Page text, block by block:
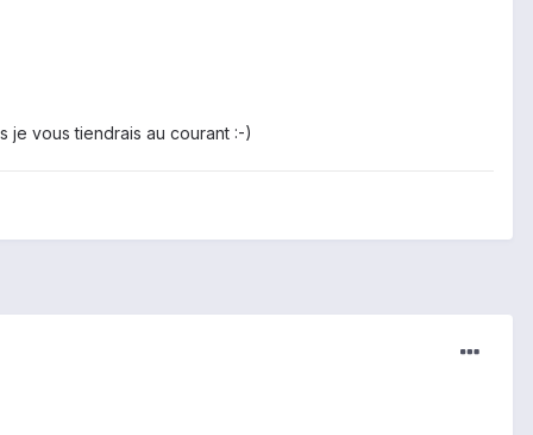
je vous tiendrais au courant :-)